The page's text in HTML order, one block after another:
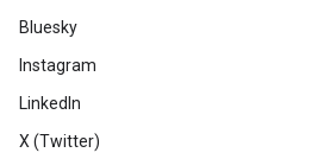
Bluesky
Instagram
LinkedIn
X (Twitter)